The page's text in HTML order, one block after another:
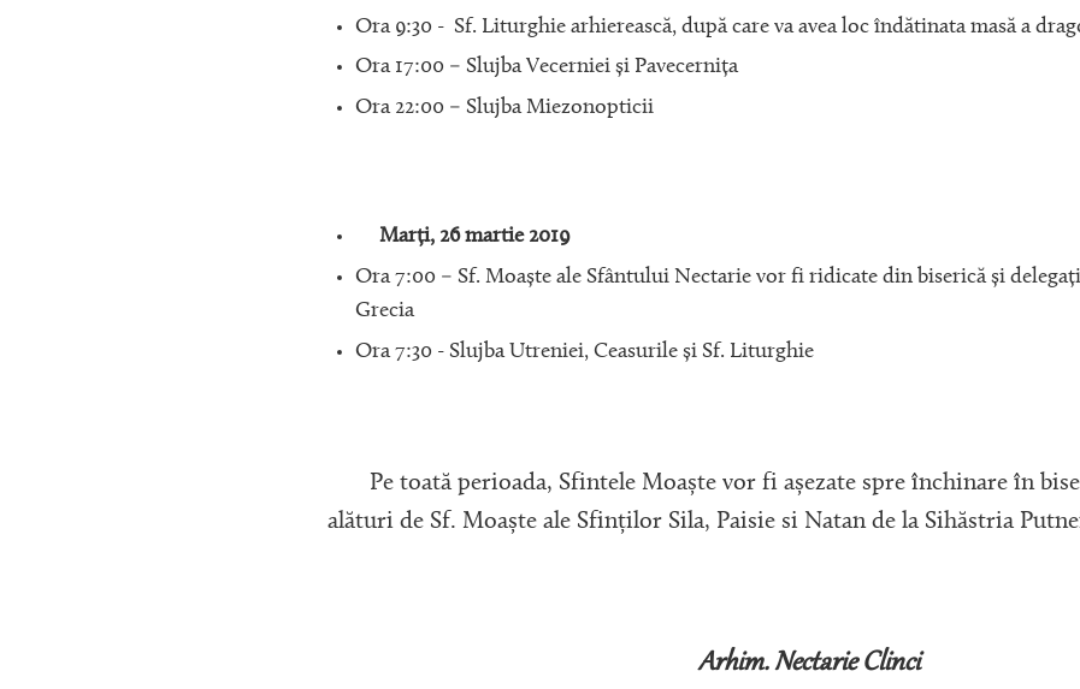
Ora 9:30 - Sf. Liturghie arhierească, după care va avea loc îndătinata masă a
Ora 17:00 – Slujba Vecerniei și Pavecernița
Ora 22:00 – Slujba Miezonopticii
Marți, 26 martie 2019
Ora 7:00 – Sf. Moaște ale Sfântului Nectarie vor fi ridicate din biserică și
Grecia
Ora 7:30 - Slujba Utreniei, Ceasurile și Sf. Liturghie
Pe toată perioada, Sfintele Moaște vor fi așezate spre închinare în
alături de Sf. Moaște ale Sfinților Sila, Paisie si Natan de la Sihăstria
Arhim. Nectarie Clinci